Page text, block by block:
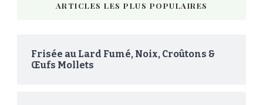
ARTICLES LES PLUS POPULAIRES
Frisée au Lard Fumé, Noix, Croûtons &
Œufs Mollets